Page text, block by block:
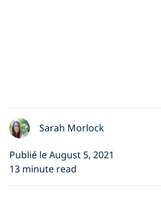
Sarah Morlock
Publié le August 5, 2021
13 minute read